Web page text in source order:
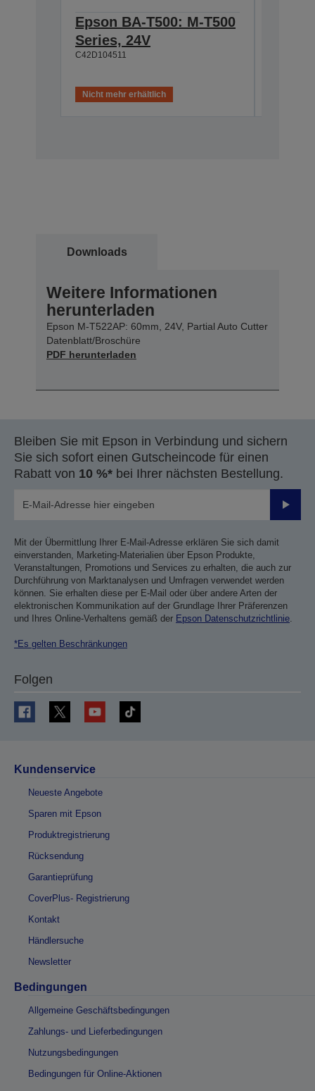
Epson BA-T500: M-T500
Series, 24V
C42D104511
Nicht mehr erhältlich
Downloads
Weitere Informationen
herunterladen
Epson M-T522AP: 60mm, 24V, Partial Auto Cutter
Datenblatt/Broschüre
PDF herunterladen
Bleiben Sie mit Epson in Verbindung und sichern
Sie sich sofort einen Gutscheincode für einen
Rabatt von 10 %* bei Ihrer nächsten Bestellung.
Mit der Übermittlung Ihrer E-Mail-Adresse erklären Sie sich damit
einverstanden, Marketing-Materialien über Epson Produkte,
Veranstaltungen, Promotions und Services zu erhalten, die auch zur
Durchführung von Marktanalysen und Umfragen verwendet werden
können. Sie erhalten diese per E-Mail oder über andere Arten der
elektronischen Kommunikation auf der Grundlage Ihrer Präferenzen
und Ihres Online-Verhaltens gemäß der Epson Datenschutzrichtlinie
*Es gelten Beschränkungen
Folgen
Kundenservice
Neueste Angebote
Sparen mit Epson
Produktregistrierung
Rücksendung
Garantieprüfung
CoverPlus- Registrierung
Kontakt
Händlersuche
Newsletter
Bedingungen
Allgemeine Geschäftsbedingungen
Zahlungs- und Lieferbedingungen
Nutzungsbedingungen
Bedingungen für Online-Aktionen